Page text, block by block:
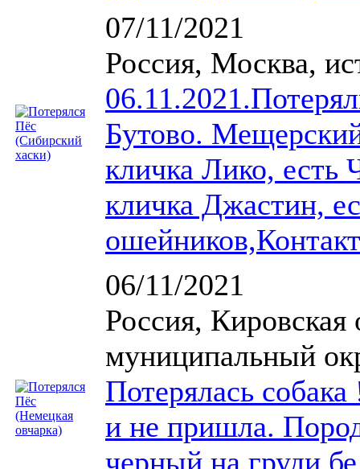
07/11/2021
Россия, Москва,
Бутово.
кличка Лико, есть
кличка Джастин,
06/11/2021
Россия, Кировская
муниципальный
Потерялась
и не пришла.
черный на груди